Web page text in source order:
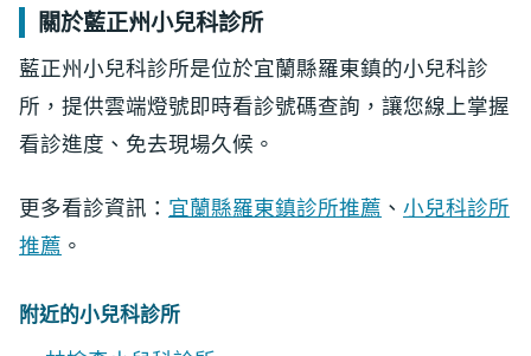
關於藍正州小兒科診所
藍正州小兒科診所是位於宜蘭縣羅東鎮的小兒科診
所，提供雲端燈號即時看診號碼查詢，讓您線上掌握
看診進度、免去現場久候。
更多看診資訊： 宜蘭縣羅東鎮診所推薦 、 小兒科診所
推薦 。
附近的小兒科診所